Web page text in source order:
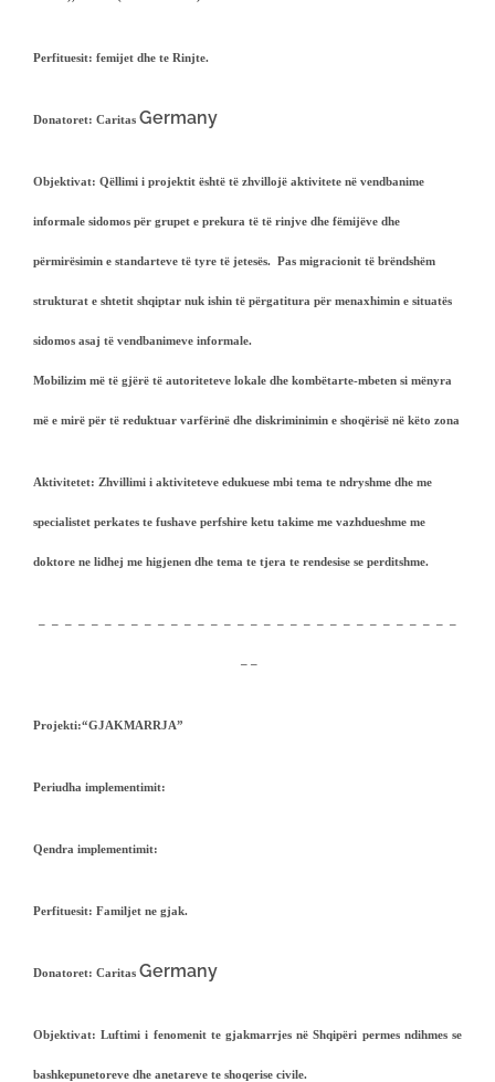
Perfituesit: femijet dhe te Rinjte.
Donatoret: Caritas Germany
Objektivat: Qëllimi i projektit është të zhvillojë aktivitete në vendbanime
informale sidomos për grupet e prekura të të rinjve dhe fëmijëve dhe
përmirësimin e standarteve të tyre të jetesës. Pas migracionit të brëndshëm
strukturat e shtetit shqiptar nuk ishin të përgatitura për menaxhimin e situatës
sidomos asaj të vendbanimeve informale.
Mobilizim më të gjërë të autoriteteve lokale dhe kombëtarte-mbeten si mënyra
më e mirë për të reduktuar varfërinë dhe diskriminimin e shoqërisë në këto zona
Aktivitetet: Zhvillimi i aktiviteteve edukuese mbi tema te ndryshme dhe me
specialistet perkates te fushave perfshire ketu takime me vazhdueshme me
doktore ne lidhej me higjenen dhe tema te tjera te rendesise se perditshme.
– – – – – – – – – – – – – – – – – – – – – – – – – – – – – – – –
– –
Projekti:“GJAKMARRJA”
Periudha implementimit:
Qendra implementimit:
Perfituesit: Familjet ne gjak.
Donatoret: Caritas Germany
Objektivat: Luftimi i fenomenit te gjakmarrjes në Shqipëri permes ndihmes se
bashkepunetoreve dhe anetareve te shoqerise civile.